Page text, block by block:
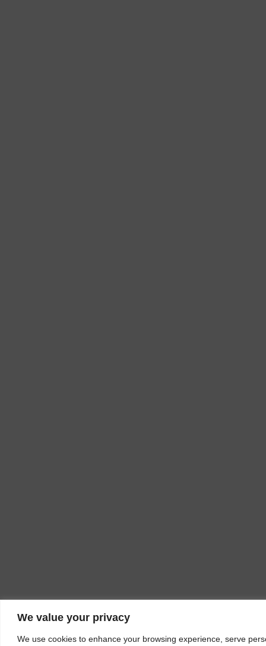
We value your privacy
We use cookies to enhance your browsing experience, serve